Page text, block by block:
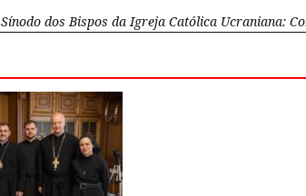
Sínodo dos Bispos da Igreja Católica Ucraniana: